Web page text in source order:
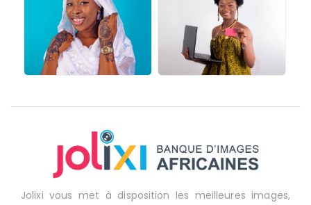
Jolixi vous met à disposition les meilleures images,